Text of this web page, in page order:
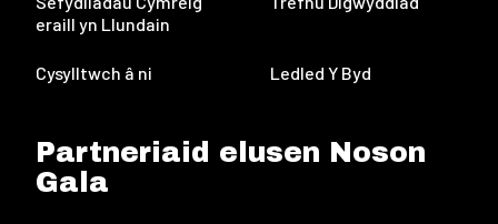
eraill yn Llundain
Cysylltwch â ni Ledled Y Byd
Partneriaid elusen Noson
Gala